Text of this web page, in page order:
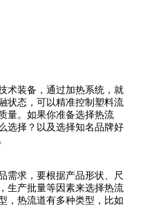
术装备 ， 通过加热系统，就
状态，可以精准控制塑料流
量。如果你准备选择热流
选择 ？ 以及选择知名品牌好
需求，要根据产品形状、
尺
生产批量等因素来选择热流
， 热流道有多种类型，比如